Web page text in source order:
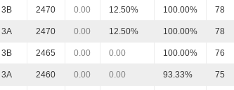
3B 2470 0.00 12.50% 100.00% 78
3A 2470 0.00 12.50% 100.00% 78
3B 2465 0.00 0.00 100.00% 76
3A 2460 0.00 0.00 93.33% 75